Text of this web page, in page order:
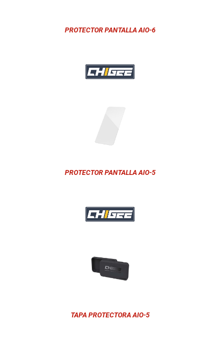
PROTECTOR PANTALLA AIO-6
PROTECTOR PANTALLA AIO-5
TAPA PROTECTORA AIO-5